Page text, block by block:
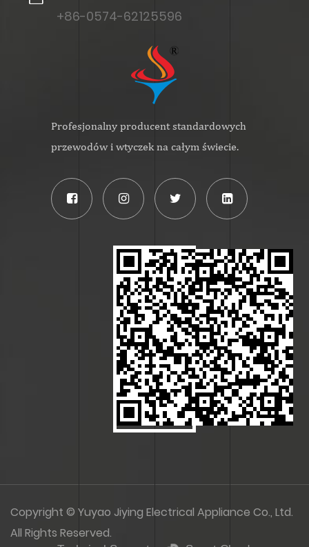
+86-0574-62125596
Profesjonalny producent standardowych
przewodów i wtyczek na całym świecie.
Copyright © Yuyao Jiying Electrical Appliance Co., Ltd.
All Rights Reserved.